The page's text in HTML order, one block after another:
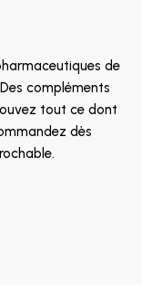
de
compléments
tout ce dont
dès